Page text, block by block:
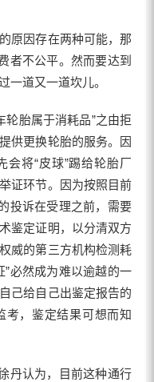
因存在两种可能，那
者不公平。然而要达到
一道又一道坎儿。
胎属于消耗品”之由拒
供更换轮胎的服务。因
会将“皮球”踢给轮胎厂
证环节。因为按照目前
投诉在受理之前，需要
鉴定证明，以分清双方
威的第三方机构检测耗
”必然成为难以逾越的一
己给自己出鉴定报告的
考，鉴定结果可想而知
认为，目前这种通行